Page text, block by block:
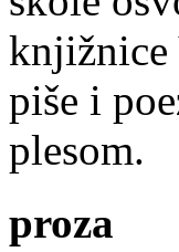
knjižnice
piše i
plesom.
proza